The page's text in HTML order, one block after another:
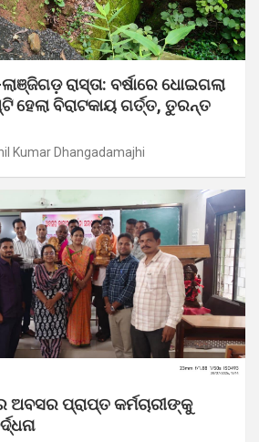
ରାସ୍ତା: ବର୍ଷାରେ ଧୋଇଗଲା
ହେଲା ବିରାଟକାୟ ଗର୍ତ୍ତ, ତୁରନ୍ତ
Kumar Dhangadamajhi
ପ୍ରାପ୍ତ କର୍ମଚାରୀଙ୍କୁ